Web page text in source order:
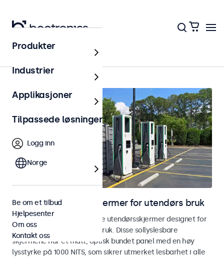
Hjem
Skjermer og touchskjermer for utendørs bruk
Utforsk våre værbestandige utendørsskjermer designet for
industriell og kommersiell bruk. Disse sollyslesbare
skjermene har et matt, optisk bundet panel med en høy
lysstyrke på 1000 NITS, som sikrer utmerket lesbarhet i alle
Produkter
Industrier
Applikasjoner
Tilpassede løsninger
Logg inn
Norge
Be om et tilbud
Hjelpesenter
Om oss
Kontakt oss